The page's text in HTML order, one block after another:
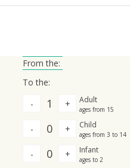
From the:
To the:
-
1 + Adult
ages from 15
- 0 + Child
ages from 3 to 14
- 0 + Infant
ages to 2